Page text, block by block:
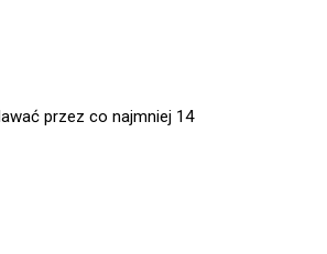
przez co najmniej 14